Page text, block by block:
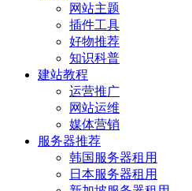
网站主题
插件工具
好物推荐
知识科普
建站教程
运营推广
网站运维
媒体营销
服务器推荐
韩国服务器租用
日本服务器租用